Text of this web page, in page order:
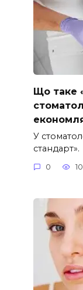
Що таке
У
стандарт».
0 10